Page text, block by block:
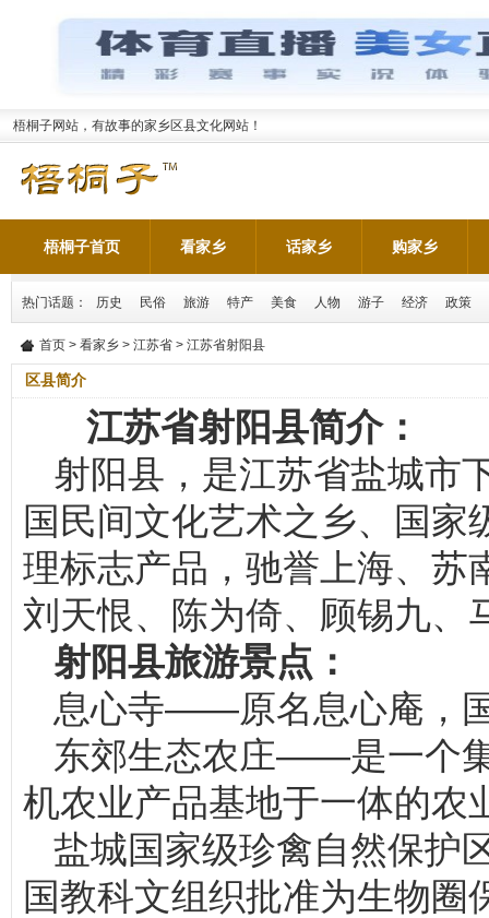
梧桐子网站，有故事的家乡区县文化网站！
梧桐子首页 看家乡 话家乡 购家乡
热门话题： 历史 民俗 旅游 特产 美食 人物 游子 经济 政策
首页 > 看家乡 > 江苏省 > 江苏省射阳县
区县简介
江苏省射阳县简介：
射阳县，是江苏省盐城市
国民间文化艺术之乡、国家
理标志产品，驰誉上海、苏
刘天恨、陈为倚、顾锡九、
射阳县旅游景点：
息心寺——原名息心庵，
东郊生态农庄——是一个
机农业产品基地于一体的农
盐城国家级珍禽自然保
国教科文组织批准为生物圈